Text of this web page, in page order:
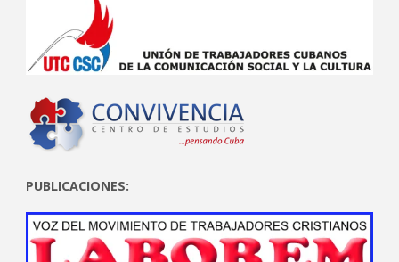
PUBLICACIONES: